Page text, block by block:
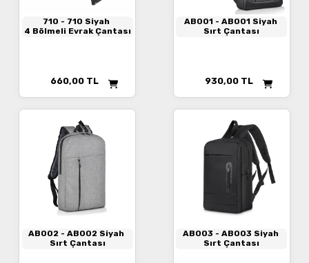
710 - 710 Siyah
4 Bölmeli Evrak Çantası
660,00 TL
AB001 - AB001 Siyah
Sırt Çantası
930,00 TL
AB002 - AB002 Siyah
Sırt Çantası
AB003 - AB003 Siyah
Sırt Çantası